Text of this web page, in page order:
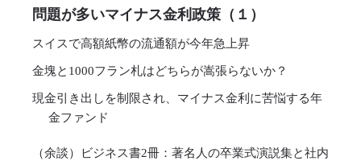
問題が多いマイナス金利政策（１）
スイスで高額紙幣の流通額が今年急上昇
金塊と1000フラン札はどちらが嵩張らないか？
現金引き出しを制限され、マイナス金利に苦悩する年
金ファンド
（余談）ビジネス書2冊：著名人の卒業式演説集と社内